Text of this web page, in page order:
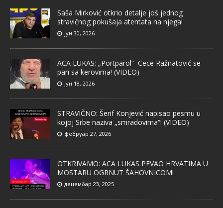
Saša Mirković otkrio detalje još jednog
stravičnog pokušaja atentata na njega!
јун 30, 2026
ACA LUKAS: „Portparol“ Cece Ražnatović se
pari sa kerovima! (VIDEO)
јун 18, 2026
STRAVIČNO: Šerif Konjević napisao pesmu u
kojoj Srbe naziva „smradovima“! (VIDEO)
фебруар 27, 2026
OTKRIVAMO: ACA LUKAS PEVAO HRVATIMA U
MOSTARU OGRNUT ŠAHOVNICOM!
децембар 23, 2025